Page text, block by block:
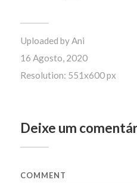
Uploaded byAni
16 Agosto, 2020
Resolution: 551x600 px
Deixe um
COMMENT